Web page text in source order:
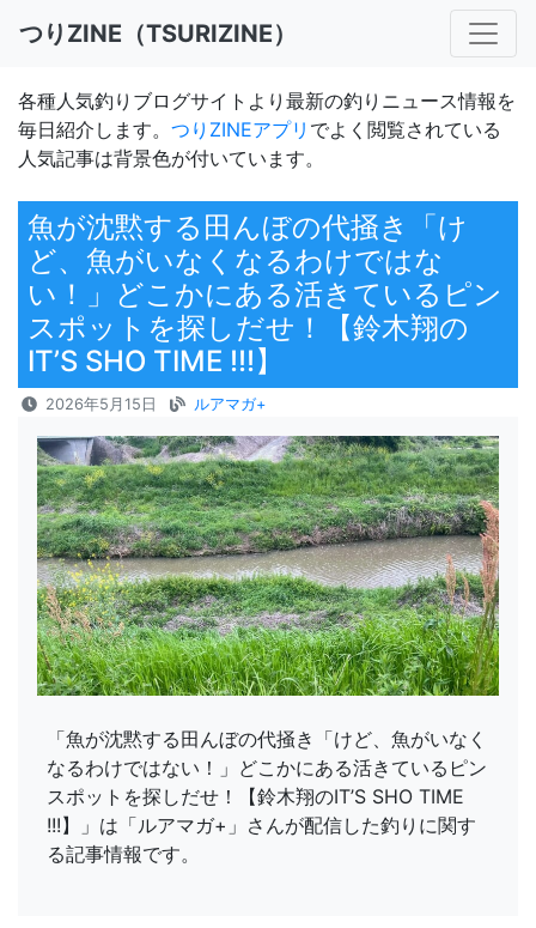
つりZINE（TSURIZINE）
各種人気釣りブログサイトより最新の釣りニュース情報を
毎日紹介します。 つりZINEアプリ でよく閲覧されている
人気記事は背景色が付いています。
魚が沈黙する田んぼの代掻き「け
ど、魚がいなくなるわけではな
い！」どこかにある活きているピン
スポットを探しだせ！【鈴木翔の
IT’S SHO TIME !!!】
2026年5月15日 ルアマガ+
「魚が沈黙する田んぼの代掻き「けど、魚がいなく
なるわけではない！」どこかにある活きているピン
スポットを探しだせ！【鈴木翔のIT’S SHO TIME
!!!】」は「ルアマガ+」さんが配信した釣りに関す
る記事情報です。